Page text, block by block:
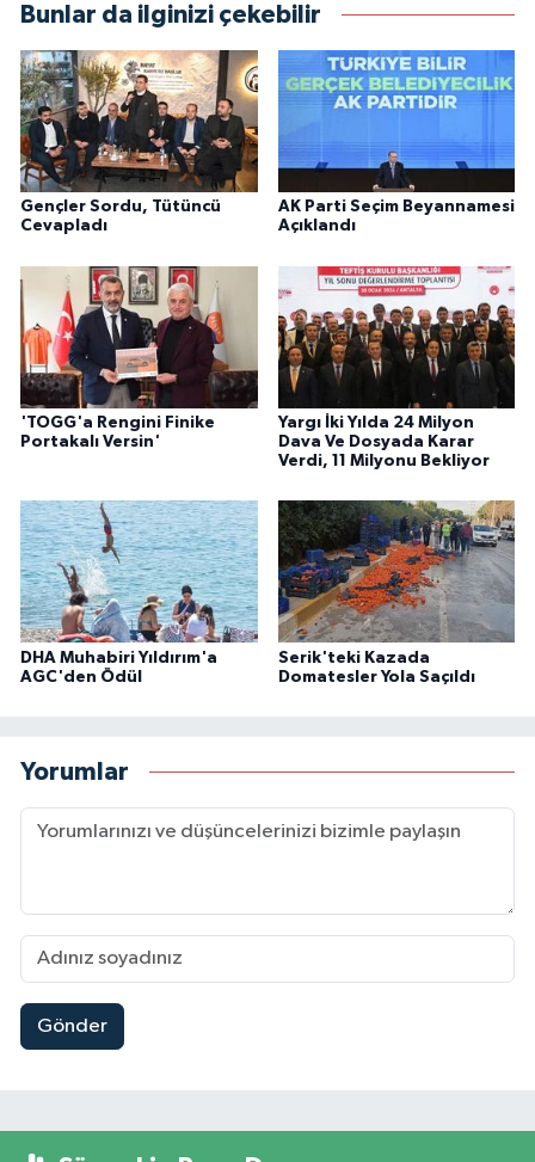
Bunlar da ilginizi çekebilir
Gençler Sordu, Tütüncü
Cevapladı
AK Parti Seçim Beyannamesi
Açıklandı
'TOGG'a Rengini Finike
Portakalı Versin'
Yargı İki Yılda 24 Milyon
Dava Ve Dosyada Karar
Verdi, 11 Milyonu Bekliyor
DHA Muhabiri Yıldırım'a
AGC'den Ödül
Serik'teki Kazada
Domatesler Yola Saçıldı
Yorumlar
Gönder